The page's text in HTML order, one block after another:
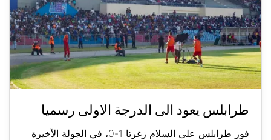
طرابلس يعود الى الدرجة الاولى رسميا
فوز طرابلس على السلام زغرتا 1-0، في الجولة الأخيرة